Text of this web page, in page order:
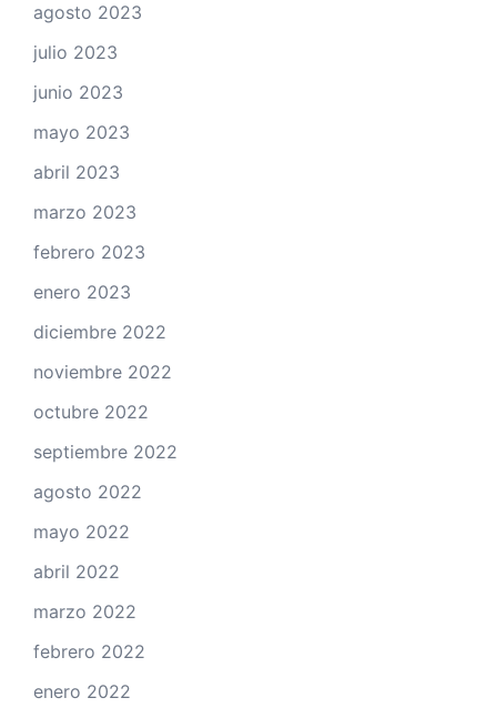
agosto 2023
julio 2023
junio 2023
mayo 2023
abril 2023
marzo 2023
febrero 2023
enero 2023
diciembre 2022
noviembre 2022
octubre 2022
septiembre 2022
agosto 2022
mayo 2022
abril 2022
marzo 2022
febrero 2022
enero 2022